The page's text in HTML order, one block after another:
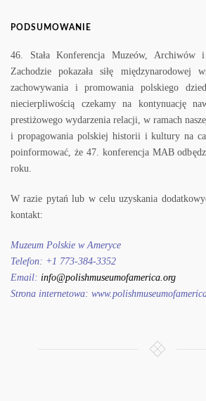
PODSUMOWANIE
46. Stała Konferencja Muzeów,
Zachodzie pokazała siłę międzynarodowej
zachowywania i promowania polskiego
niecierpliwością czekamy na kontynuację
prestiżowego wydarzenia relacji, w ramach
i propagowania polskiej historii i kultury na
poinformować, że 47. konferencja MAB
roku.
W razie pytań lub w celu uzyskania
kontakt:
Muzeum Polskie w Ameryce
Telefon: +1 773-384-3352
Email: info@polishmuseumofamerica.org
Strona internetowa: